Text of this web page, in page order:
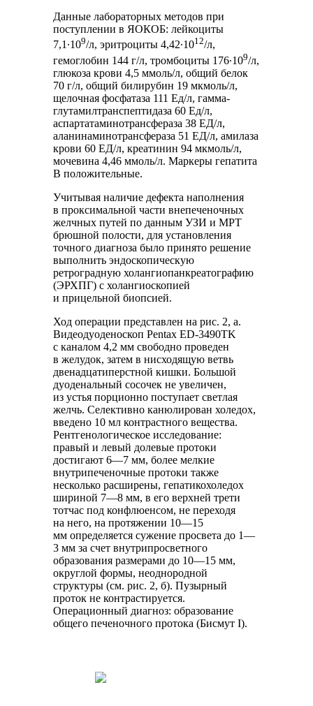
Данные лабораторных методов при
поступлении в ЯОКОБ: лейкоциты
7,1∙109/л, эритроциты 4,42∙1012/л,
гемоглобин 144 г/л, тромбоциты 176∙109/л,
глюкоза крови 4,5 ммоль/л, общий белок
70 г/л, общий билирубин 19 мкмоль/л,
щелочная фосфатаза 111 Ед/л, гамма-
глутамилтранспептидаза 60 Ед/л,
аспартатаминотрансфераза 38 ЕД/л,
аланинаминотрансфераза 51 ЕД/л, амилаза
крови 60 ЕД/л, креатинин 94 мкмоль/л,
мочевина 4,46 ммоль/л. Маркеры гепатита
В положительные.
Учитывая наличие дефекта наполнения
в проксимальной части внепеченочных
желчных путей по данным УЗИ и МРТ
брюшной полости, для установления
точного диагноза было принято решение
выполнить эндоскопическую
ретроградную холангиопанкреатографию
(ЭРХПГ) с холангиоскопией
и прицельной биопсией.
Ход операции представлен на рис. 2, а.
Видеодуоденоскоп Pentax ED-3490TK
c каналом 4,2 мм свободно проведен
в желудок, затем в нисходящую ветвь
двенадцатиперстной кишки. Большой
дуоденальный сосочек не увеличен,
из устья порционно поступает светлая
желчь. Селективно канюлирован холедох,
введено 10 мл контрастного вещества.
Рентгенологическое исследование:
правый и левый долевые протоки
достигают 6—7 мм, более мелкие
внутрипеченочные протоки также
несколько расширены, гепатикохоледох
шириной 7—8 мм, в его верхней трети
тотчас под конфлюенсом, не переходя
на него, на протяжении 10—15
мм определяется сужение просвета до 1—
3 мм за счет внутрипросветного
образования размерами до 10—15 мм,
округлой формы, неоднородной
структуры (см. рис. 2, б). Пузырный
проток не контрастируется.
Операционный диагноз: образование
общего печеночного протока (Бисмут I).